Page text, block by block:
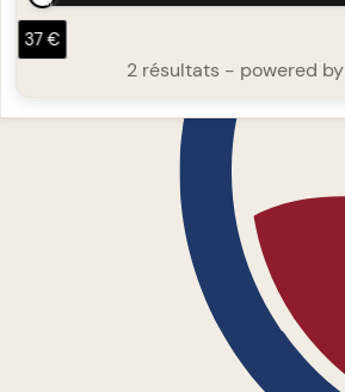
2 résultats - powered by
37 €